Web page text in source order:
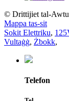
© Drittijiet tal-
Mappa tas-sit
Sokit Elettriku,
Vultaġġ, Żbokk,
Telefon